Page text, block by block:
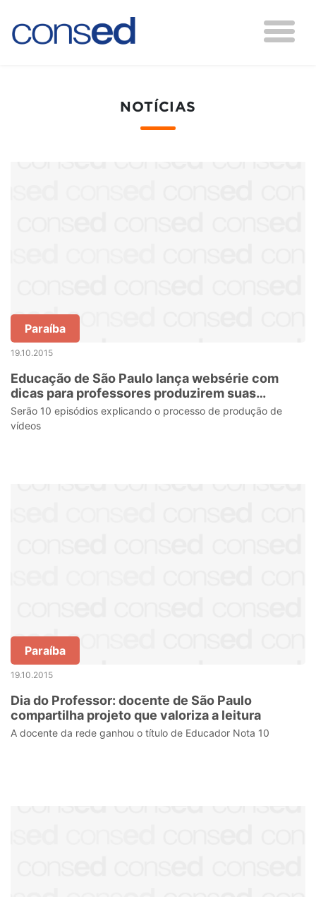
NOTÍCIAS
Paraíba
19.10.2015
Educação de São Paulo lança websérie com
dicas para professores produzirem suas
videoaulas
Serão 10 episódios explicando o processo de produção de
vídeos
Paraíba
19.10.2015
Dia do Professor: docente de São Paulo
compartilha projeto que valoriza a leitura
A docente da rede ganhou o título de Educador Nota 10